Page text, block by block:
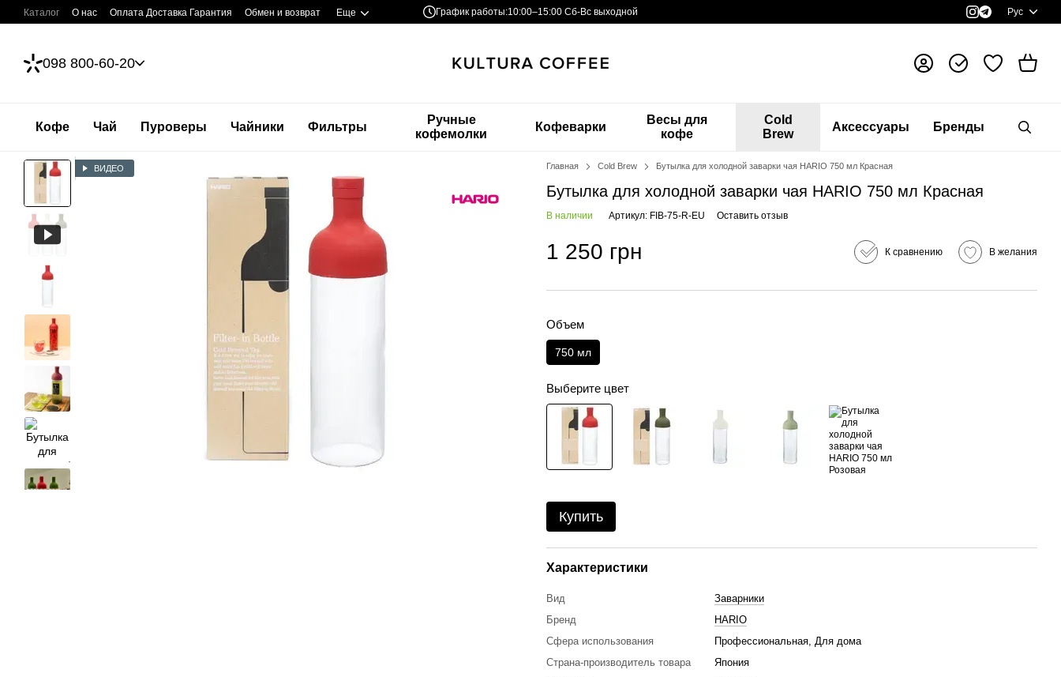
Перейти к основному контенту
Каталог О нас Оплата Доставка Гарантия Обмен и возврат Еще График работы:10:00–15:00 Сб-Вс выходной Рус
098 800-60-20
Кофе Чай Пуроверы Чайники Фильтры
Ручные
кофемолки
Кофеварки
Весы для
кофе
Cold
Brew
Аксессуары Бренды
ВИДЕО Главная Cold Brew Бутылка для холодной заварки чая HARIO 750 мл Красная
Бутылка для холодной заварки чая HARIO 750 мл Красная
В наличии Артикул: FIB-75-R-EU Оставить отзыв
1 250 грн К сравнению В желания
Объем
750 мл
Выберите цвет
Купить
Характеристики
Вид
Заварники
Бренд
HARIO
Сфера использования
Профессиональная, Для дома
Страна-производитель товара
Япония